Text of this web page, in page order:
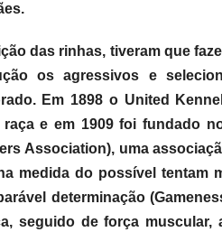
das rinhas, tiveram que
os agressivos e
Em 1898 o United
raça e em 1909 foi fundado
Association), uma
medida do possível tentam
determinação
seguido de força muscular,